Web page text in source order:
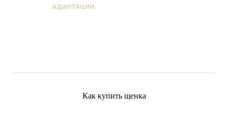
адаптации.
Как купить щенка